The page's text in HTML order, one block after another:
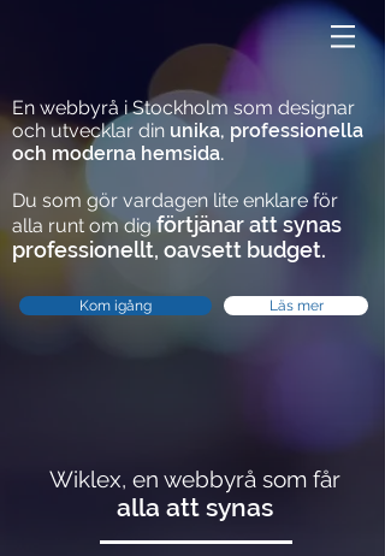
En webbyrå i Stockholm som designar
och utvecklar din unika, professionella
och moderna hemsida.
Du som gör vardagen lite enklare för
alla runt om digförtjänar att synas
professionellt, oavsett budget.
Kom igång Läs mer
Wiklex, en webbyrå som får
alla att synas